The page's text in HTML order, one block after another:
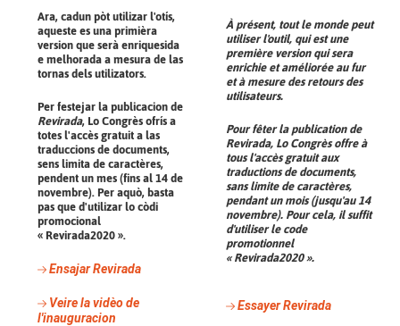
Ara, cadun pòt utilizar l'otís,
aqueste es una primièra
version que serà enriquesida
e melhorada a mesura de las
tornas dels utilizators.
Per festejar la publicacion de
Revirada, Lo Congrès ofrís a
totes l'accès gratuit a las
traduccions de documents,
sens limita de caractères,
pendent un mes (fins al 14 de
novembre). Per aquò, basta
pas que d'utilizar lo còdi
promocional
« Revirada2020 ».
EnsajarRevirada
Veire la vidèo de
l'inauguracion
À présent, tout le monde peut
utiliser l'outil, qui est une
première version qui sera
enrichie et améliorée au fur
et à mesure des retours des
utilisateurs.
Pour fêter la publication de
Revirada, Lo Congrès offre à
tous l'accès gratuit aux
traductions de documents,
sans limite de caractères,
pendant un mois (jusqu'au 14
novembre). Pour cela, il suffit
d'utiliser le code
promotionnel
« Revirada2020».
EssayerRevirada